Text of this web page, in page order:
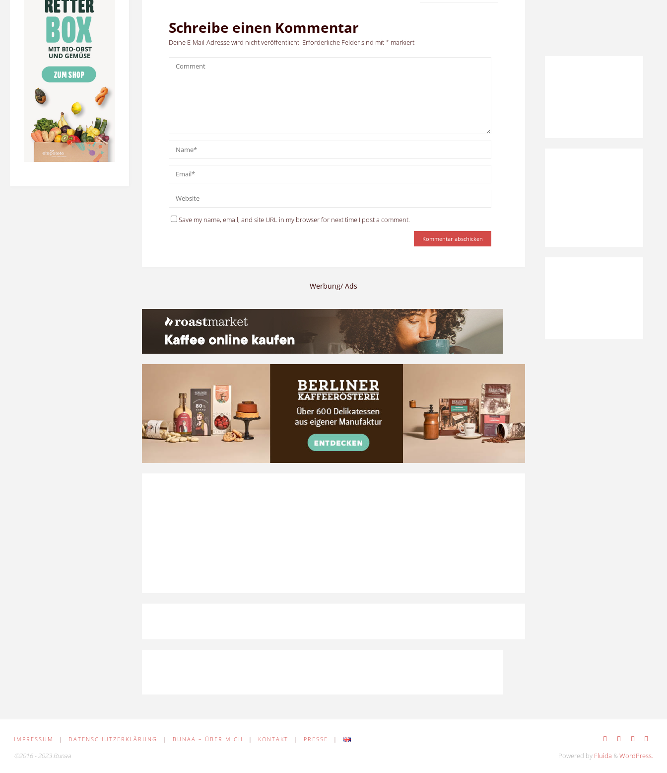
Schreibe einen Kommentar
Deine E-Mail-Adresse wird nicht veröffentlicht. Erforderliche Felder sind mit * markiert
Save my name, email, and site URL in my browser for next time I post a comment.
Werbung/ Ads
IMPRESSUM | DATENSCHUTZERKLÄRUNG | BUNAA – ÜBER MICH | KONTAKT | PRESSE |
©2016 - 2023 Bunaa Powered by Fluida &WordPress.